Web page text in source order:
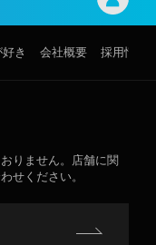
き 会社概要 採用情報
りません。店舗に関
せください。